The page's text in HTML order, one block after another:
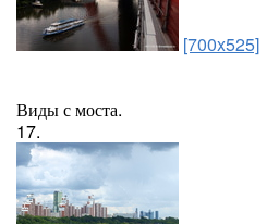
[700x525]
Виды с моста.
17.